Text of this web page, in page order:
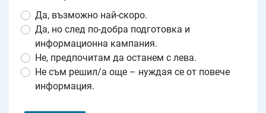
Да, възможно най-скоро.
Да, но след по-добра подготовка и
информационна кампания.
Не, предпочитам да останем с лева.
Не съм решил/а още – нуждая се от повече
информация.